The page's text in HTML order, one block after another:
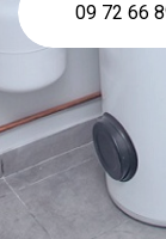
09 72 66